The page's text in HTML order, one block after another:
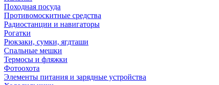
Походная посуда
Противомоскитные средства
Радиостанции и навигаторы
Рогатки
Рюкзаки, сумки, ягдташи
Спальные мешки
Термосы и фляжки
Фотоохота
Элементы питания и зарядные устройства